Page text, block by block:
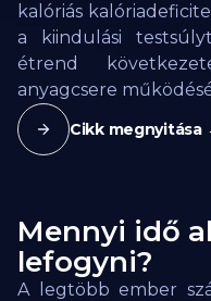
kalóriás
a kiindulási
étrend
anyagcsere
Cikk megnyitása
Mennyi idő
lefogyni?
A legtöbb ember